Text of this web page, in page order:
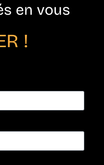
en vous
!